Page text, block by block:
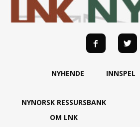
NYHENDE INNSPEL
NYNORSK RESSURSBANK
OM LNK